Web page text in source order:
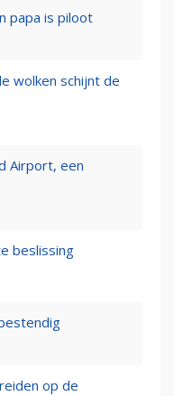
papa is piloot
wolken schijnt de
Airport, een
beslissing
op de